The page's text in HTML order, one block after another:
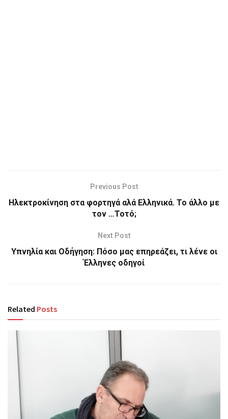
Previous Post
Ηλεκτροκίνηση στα φορτηγά αλά Ελληνικά. Το άλλο με
τον …Τοτό;
Next Post
Υπνηλία και Οδήγηση: Πόσο μας επηρεάζει, τι λένε οι
Έλληνες οδηγοί
Related Posts